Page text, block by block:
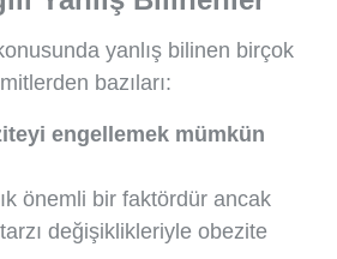
yanlış bilinen birçok
bazıları:
engellemek mümkün
önemli bir faktördür ancak
değişiklikleriyle obezite